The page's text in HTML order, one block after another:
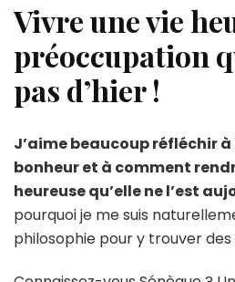
Vivre une vie
préoccupation
pas d’hier !
J’aime beaucoup réfléchir
bonheur et à comment
heureuse qu’elle ne l’est
pourquoi je me suis
philosophie pour y trouver des